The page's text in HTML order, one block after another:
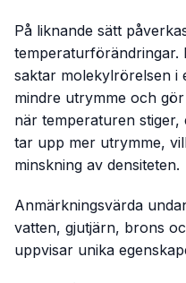
På liknande sätt
temperaturförändringar.
saktar molekylrörelsen i
mindre utrymme och
när temperaturen
tar upp mer utrymme,
minskning av densiteten.
Anmärkningsvärda
vatten, gjutjärn, brons
uppvisar unika